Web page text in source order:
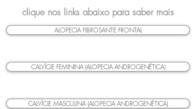
clique nos links abaixo para saber mais
ALOPECIA FIBROSANTE FRONTAL
CALVÍCIE FEMININA (ALOPECIA ANDROGENÉTICA)
CALVÍCIE MASCULINA (ALOPECIA ANDROGENÉTICA)